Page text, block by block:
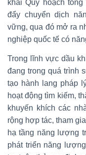
khai Quy hoạch
đẩy chuyển dịch
vững, qua đó mở ra
nghiệp quốc tế có
Trong lĩnh vực dầu
đang trong quá trình
tạo hành lang pháp
hoạt động tìm kiếm,
khuyến khích các
rộng hợp tác, tham
hạ tầng năng lượng
phát triển năng